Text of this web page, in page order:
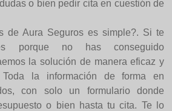
o bien pedir cita en cuestión de
de Aura Seguros es simple?. Si te
porque no has conseguido
la solución de manera eficaz y
Toda la información de forma en
con solo un formulario donde
o bien hasta tu cita. Te lo